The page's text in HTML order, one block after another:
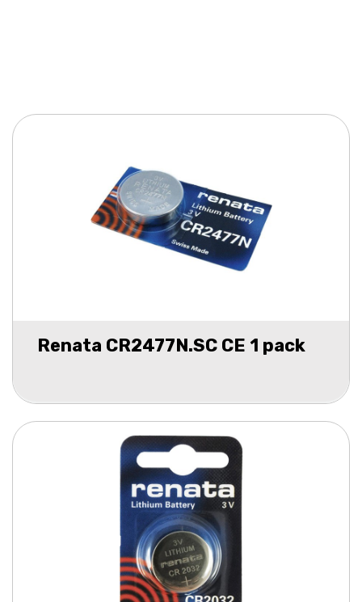
Renata CR2477N.SC CE 1 pack